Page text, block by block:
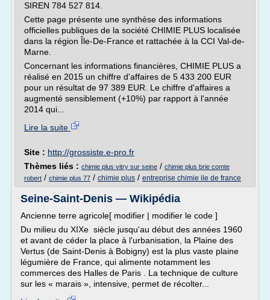
SIREN 784 527 814.
Cette page présente une synthèse des informations
officielles publiques de la société CHIMIE PLUS localisée
dans la région Île-De-France et rattachée à la CCI Val-de-
Marne.
Concernant les informations financières, CHIMIE PLUS a
réalisé en 2015 un chiffre d'affaires de 5 433 200 EUR
pour un résultat de 97 389 EUR. Le chiffre d'affaires a
augmenté sensiblement (+10%) par rapport à l'année
2014 qui...
Lire la suite
Site : http://grossiste.e-pro.fr
Thèmes liés : chimie plus vitry sur seine / chimie plus brie comte
robert / chimie plus 77 / chimie plus / entreprise chimie ile de france
Seine-Saint-Denis — Wikipédia
Ancienne terre agricole[ modifier | modifier le code ]
Du milieu du XIXe siècle jusqu'au début des années 1960
et avant de céder la place à l'urbanisation, la Plaine des
Vertus (de Saint-Denis à Bobigny) est la plus vaste plaine
légumière de France, qui alimente notamment les
commerces des Halles de Paris . La technique de culture
sur les « marais », intensive, permet de récolter...